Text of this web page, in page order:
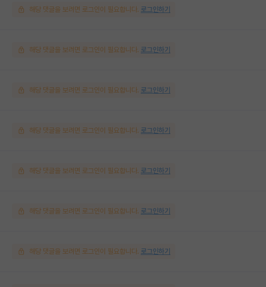
해당 댓글을 보려면 로그인이 필요합니다. 로그인하기
해당 댓글을 보려면 로그인이 필요합니다. 로그인하기
해당 댓글을 보려면 로그인이 필요합니다. 로그인하기
해당 댓글을 보려면 로그인이 필요합니다. 로그인하기
해당 댓글을 보려면 로그인이 필요합니다. 로그인하기
해당 댓글을 보려면 로그인이 필요합니다. 로그인하기
해당 댓글을 보려면 로그인이 필요합니다. 로그인하기